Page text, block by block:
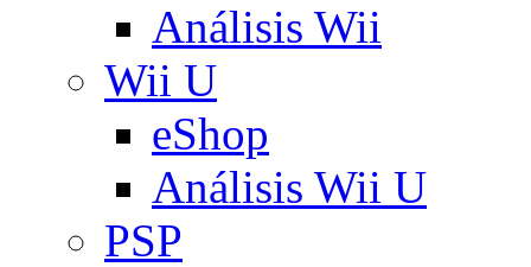
Análisis Wii
Wii U
eShop
Análisis Wii U
PSP